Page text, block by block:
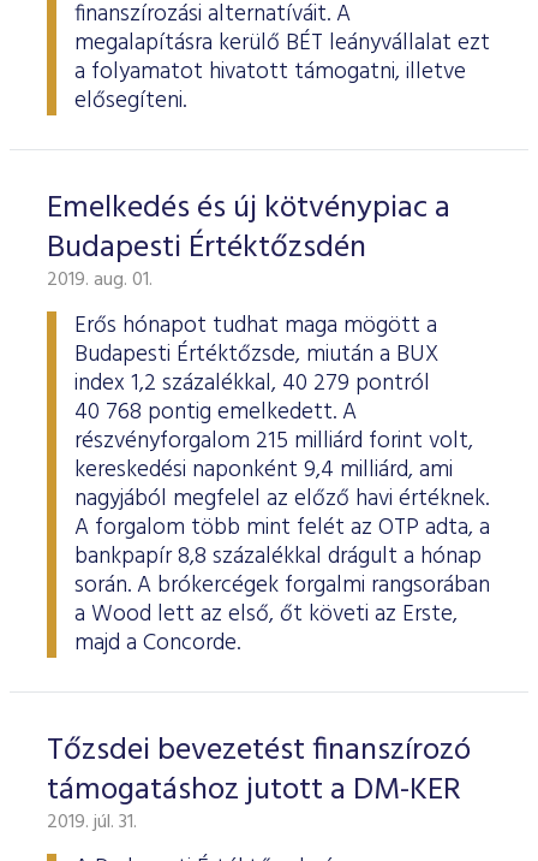
finanszírozási alternatíváit. A
megalapításra kerülő BÉT leányvállalat ezt
a folyamatot hivatott támogatni, illetve
elősegíteni.
Emelkedés és új kötvénypiac a
Budapesti Értéktőzsdén
2019. aug. 01.
Erős hónapot tudhat maga mögött a
Budapesti Értéktőzsde, miután a BUX
index 1,2 százalékkal, 40 279 pontról
40 768 pontig emelkedett. A
részvényforgalom 215 milliárd forint volt,
kereskedési naponként 9,4 milliárd, ami
nagyjából megfelel az előző havi értéknek.
A forgalom több mint felét az OTP adta, a
bankpapír 8,8 százalékkal drágult a hónap
során. A brókercégek forgalmi rangsorában
a Wood lett az első, őt követi az Erste,
majd a Concorde.
Tőzsdei bevezetést finanszírozó
támogatáshoz jutott a DM-KER
2019. júl. 31.